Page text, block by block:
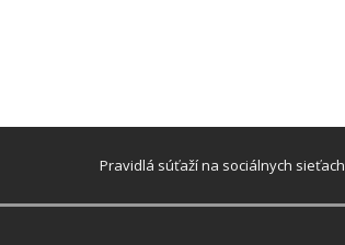
Pravidlá súťaží na sociálnych sieťach